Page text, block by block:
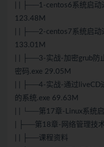
| | ├──1-centos6系统启动
123.48M
| | ├──2-centos7系统启动
133.01M
| | ├──3-实战-加密grub防
密码.exe 29.05M
| | ├──4-实战-通过liveCD
的系统.exe 69.63M
| | └──第17章-Linux系统
| ├──第18章-网络管理技
| | ├──课程资料